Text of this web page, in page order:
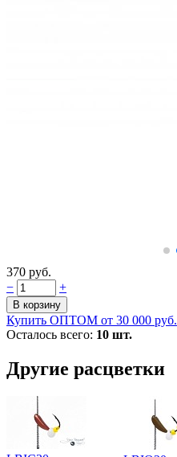
370 руб.
−
+
Купить ОПТОМ от 30 000 руб.
Осталось всего: 10 шт.
Другие расцветки